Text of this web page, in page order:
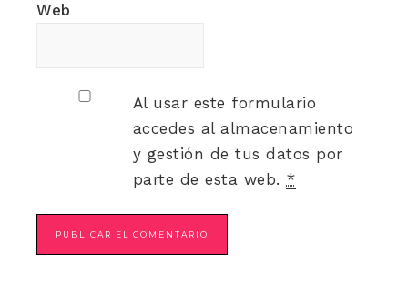
Web
Al usar este formulario
accedes al almacenamiento
y gestión de tus datos por
parte de esta web. *